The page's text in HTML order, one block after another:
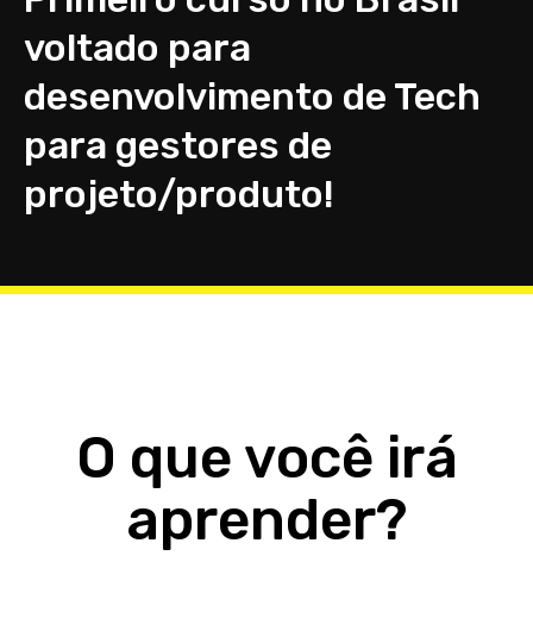
voltado para
desenvolvimento de Tech
para gestores de
projeto/produto!
O que você irá
aprender?